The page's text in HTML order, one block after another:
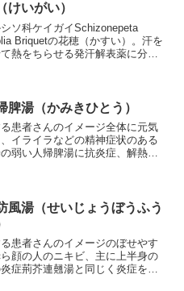
けいがい）
ソ科ケイガイSchizonepeta
Briquetの花穂（かすい）。汗を
熱をちらせる発汗解表薬に分類
脾湯（かみきひとう）
患者さんのイメージ全体に元気
イライラなどの精神症状のある
弱い人帰脾湯に抗炎症、解熱、
、不眠、健忘、不...
風湯（せいじょうぼうふう
患者さんのイメージのぼせやす
ら顔の人のニキビ、主に上半身の
症荊芥連翹湯と同じく炎症を抑